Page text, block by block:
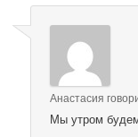
Анастасия
Мы утром